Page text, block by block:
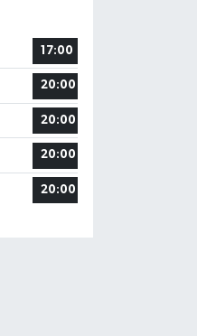
17:00
20:00
20:00
20:00
20:00